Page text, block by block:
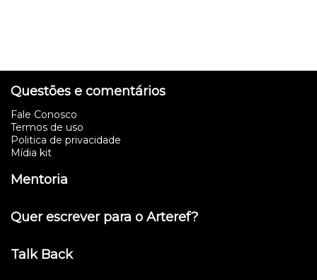
Questões e comentários
Fale Conosco
Termos de uso
Politica de privacidade
Mídia kit
Mentoria
Quer escrever para o Arteref?
Talk Back